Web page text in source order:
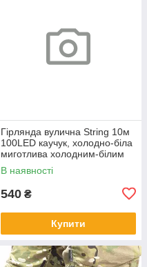
Гірлянда вулична String 10м
100LED каучук, холодно-біла
миготлива холодним-білим
В наявності
540 ₴
Купити